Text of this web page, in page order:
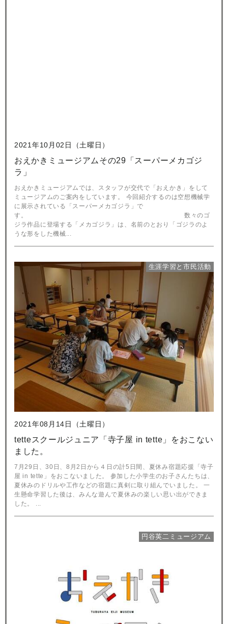
2021年10月02日（土曜日）
おえかきミュージアムその29「スーパーメカゴジ
ラ」
おえかきミュージアムでは、スタッフが交代で「おえかき」をして
ミュージアムのご案内をしています。 今回紹介するのは空想機械学
に展示されている「スーパーメカゴジラ」で
す。 数々のゴ
ジラ作品に登場する「メカゴジラ」は、名前のとおり「ゴジラのよ
うな形をした機械...
2021年08月14日（土曜日）
生涯学習と市民活動
tetteスクールジュニア「寺子屋 in tette」をおこない
ました。
7月29日、30日、8月2日から４日の計5日間、夏休み宿題応援「寺子
屋 in tette」をおこないました。 参加した小学生のお子さんたちは、
夏休みのドリルや工作などの宿題に真剣に取り組んでいました。 一
生懸命学習した後は、みんな遊んで夏休みの楽しい思い出ができま
した。 ...
円谷英二ミュージアム